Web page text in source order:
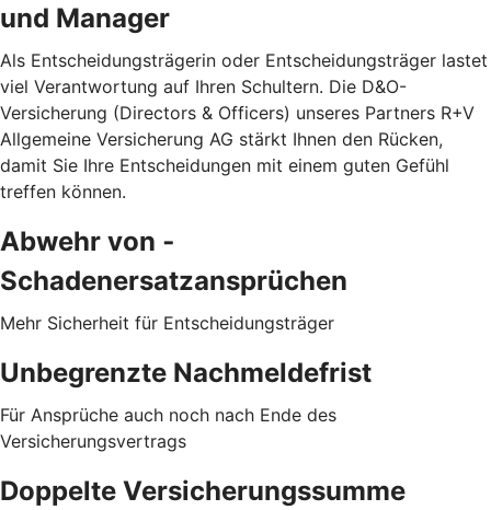
und Manager
Als Entscheidungsträgerin oder Entscheidungsträger lastet
viel Verantwortung auf Ihren Schultern. Die D&O-
Versicherung (Directors & Officers) unseres Partners R+V
Allgemeine Versicherung AG stärkt Ihnen den Rücken,
damit Sie Ihre Entscheidungen mit einem guten Gefühl
treffen können.
Abwehr von ­
Schadenersatzansprüchen
Mehr Sicherheit für Entscheidungsträger
Unbegrenzte Nachmeldefrist
Für Ansprüche auch noch nach Ende des
Versicherungsvertrags
Doppelte Versicherungssumme